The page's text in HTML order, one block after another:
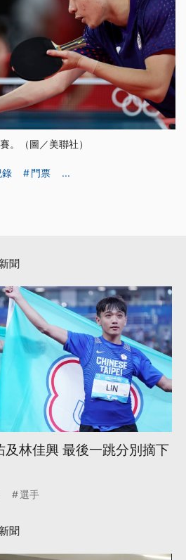
。（圖／美聯社）
錄 門票 ...
聞
及林佳興 最後一跳分別摘下
選手
聞